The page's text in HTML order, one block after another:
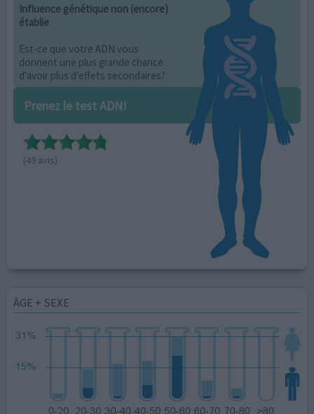
Influence génétique non (encore)
établie
Est-ce que votre ADN vous
donnent une plus grande chance
d'avoir plus d'effets secondaires?
Prenez le test ADN!
(49 avis)
ÂGE + SEXE